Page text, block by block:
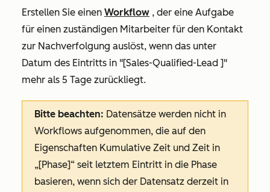
Erstellen Sie einen Workflow , der eine Aufgabe
für einen zuständigen Mitarbeiter für den Kontakt
zur Nachverfolgung auslöst, wenn das unter
Datum des Eintritts in "[Sales-Qualified-Lead ]"
mehr als 5 Tage zurückliegt.
Bitte beachten: Datensätze werden nicht in
Workflows aufgenommen, die auf den
Eigenschaften Kumulative Zeit und Zeit in
„[Phase]“ seit letztem Eintritt in die Phase
basieren, wenn sich der Datensatz derzeit in